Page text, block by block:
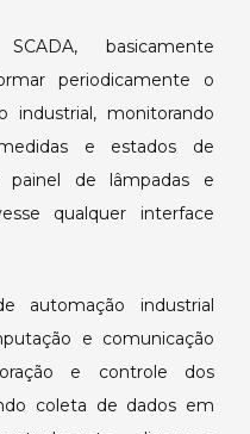
basicamente
periodicamente o
industrial, monitorando
e estados de
painel de lâmpadas e
qualquer interface
automação industrial
e comunicação
e controle dos
coleta de dados em